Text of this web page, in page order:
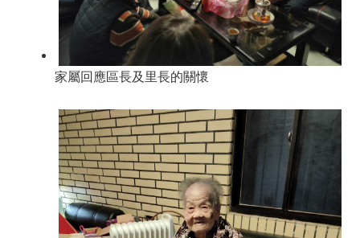
家屬回應區長及里長的關懷